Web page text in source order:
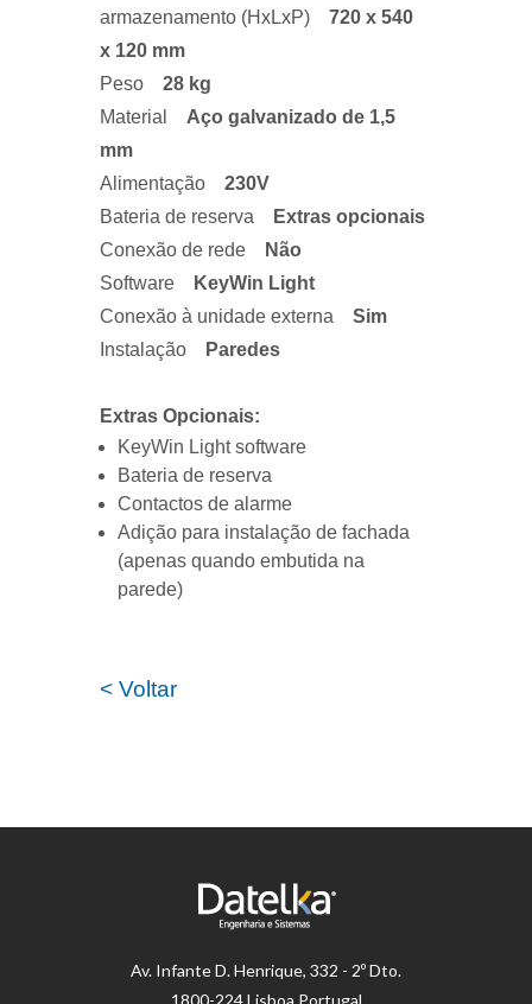
armazenamento (HxLxP)
720 x 540
x 120 mm
Peso
28 kg
Material
Aço galvanizado de 1,5
mm
Alimentação
230V
Bateria de reserva
Extras opcionais
Conexão de rede
Não
Software
KeyWin Light
Conexão à unidade externa
Sim
Instalação
Paredes
Extras Opcionais:
KeyWin Light software
Bateria de reserva
Contactos de alarme
Adição para instalação de fachada
(apenas quando embutida na
parede)
< Voltar
Av. Infante D. Henrique, 332 - 2º Dto.
1800-224 Lisboa Portugal